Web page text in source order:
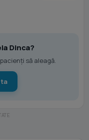
Dinca?
să aleagă.